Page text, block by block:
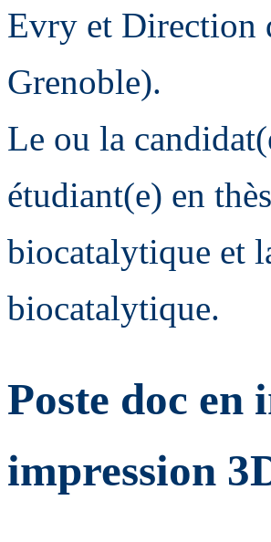
Evry et Direction
Grenoble).
Le ou la
étudiant(e) en
biocatalytique et
biocatalytique.
Poste doc en
impression